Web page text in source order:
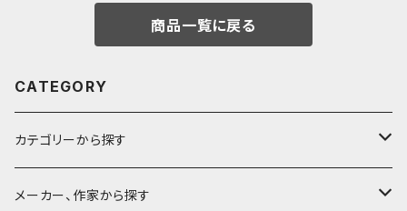
商品一覧に戻る
CATEGORY
カテゴリーから探す
鉛筆
メーカー、作家から探す